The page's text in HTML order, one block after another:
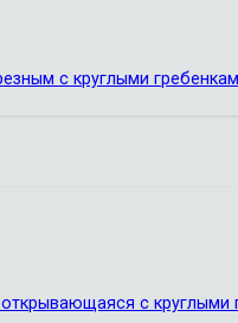
с круглыми
с круглыми